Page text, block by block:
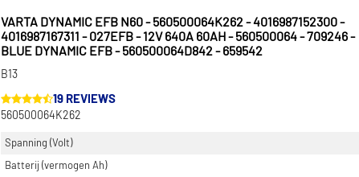
VARTA DYNAMIC EFB N60 - 560500064K262 - 4016987152300 -
4016987167311 - 027EFB - 12V 640A 60AH - 560500064 - 709246 -
BLUE DYNAMIC EFB - 560500064D842 - 659542
B13
19 REVIEWS
560500064K262
Spanning (Volt)
Batterij (vermogen Ah)